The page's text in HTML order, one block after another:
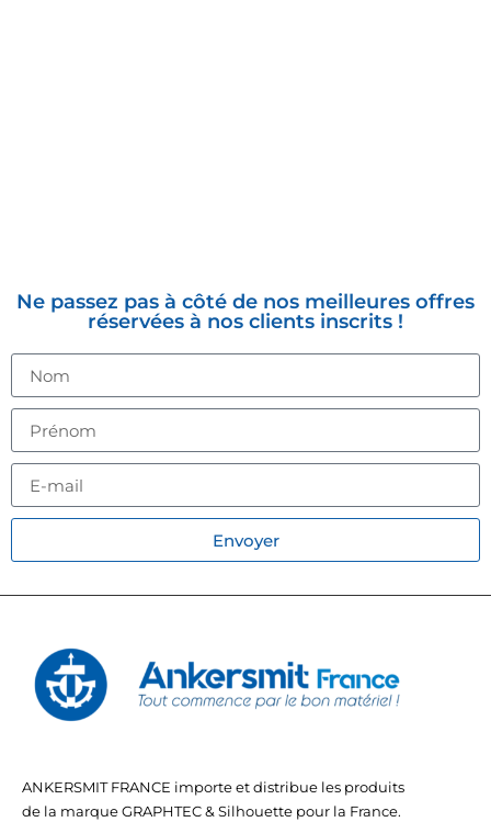
Ne passez pas à côté de nos meilleures offres
réservées à nos clients inscrits !
Envoyer
ANKERSMIT FRANCE importe et distribue les produits
de la marque GRAPHTEC & Silhouette pour la France.